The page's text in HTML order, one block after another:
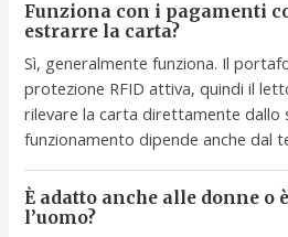
Funziona con i pagamenti
estrarre la carta?
Sì, generalmente funziona. Il
protezione RFID attiva, quindi il
rilevare la carta direttamente dallo
funzionamento dipende anche dal
È adatto anche alle donne o
l’uomo?